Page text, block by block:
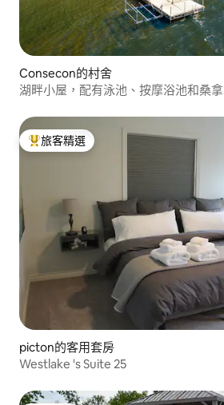
Consecon的村舍
湖畔小屋，配有泳池、按摩浴池和桑拿
旅客精選榜首
旅客精選
picton的客用套房
Westlake 's Suite 25